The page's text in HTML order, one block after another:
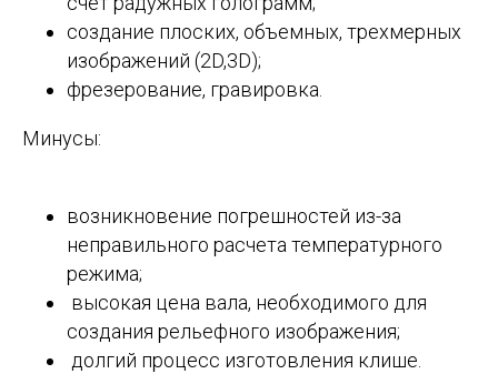
создание плоских, объемных, трехмерных
изображений (2D,3D);
фрезерование, гравировка.
Минусы:
возникновение погрешностей из-за
неправильного расчета температурного
режима;
высокая цена вала, необходимого для
создания рельефного изображения;
долгий процесс изготовления клише.